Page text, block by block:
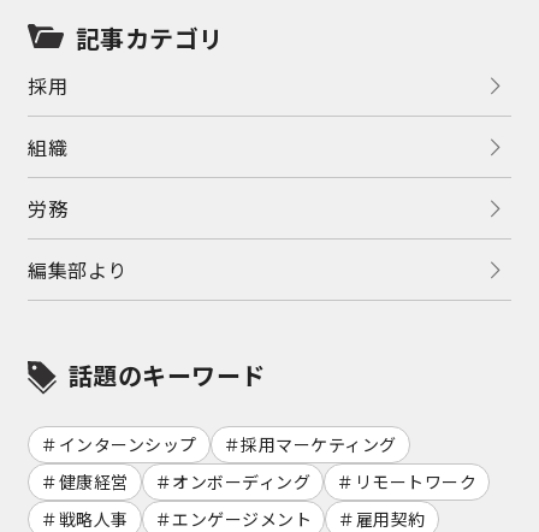
記事カテゴリ
採用
組織
労務
編集部より
話題のキーワード
インターンシップ
採用マーケティング
健康経営
オンボーディング
リモートワーク
戦略人事
エンゲージメント 雇用契約